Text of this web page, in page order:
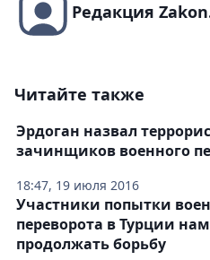
Редакция
Читайте также
18:47, 19 июля 2016
Эрдоган назвал
зачинщиков военного
Участники попытки
переворота в Турции
продолжать борьбу